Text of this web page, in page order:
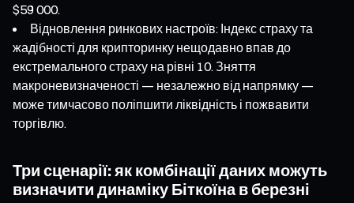
$59 000.
Відновлення ринкових настроїв: Індекс страху та
жадібності для крипторинку нещодавно впав до
екстремального страху на рівні 10. Зняття
макроневизначеності — незалежно від напрямку —
може тимчасово поліпшити ліквідність і пожвавити
торгівлю.
Три сценарії: як комбінації даних можуть
визначити динаміку Біткоїна в березні